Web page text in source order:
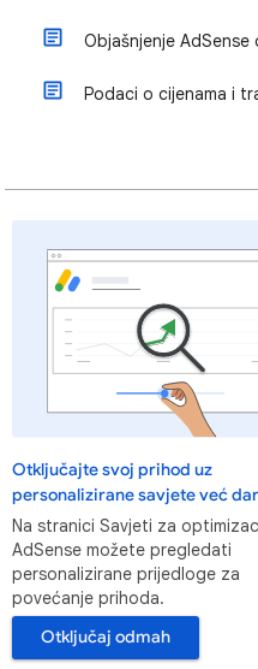
Objašnjenje
Podaci o cijenama i
Otključajte svoj prihod uz
personalizirane savjete već
Na stranici Savjeti za
AdSense možete pregledati
personalizirane prijedloge za
povećanje prihoda.
Otključaj odmah